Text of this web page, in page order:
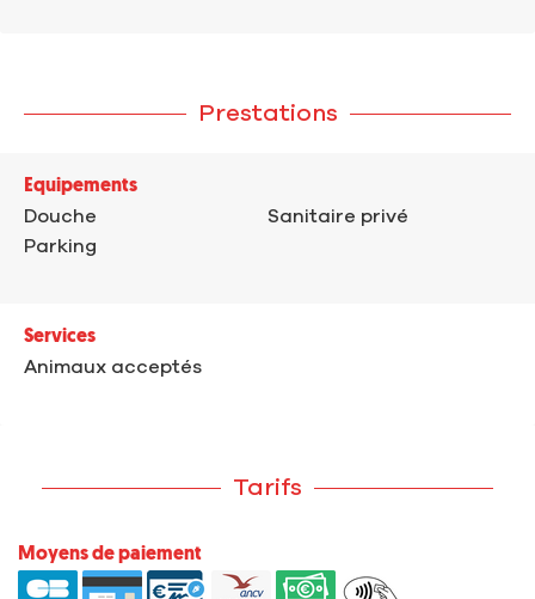
Prestations
Equipements
Douche
Parking
Sanitaire privé
Services
Animaux acceptés
Tarifs
Moyens de paiement